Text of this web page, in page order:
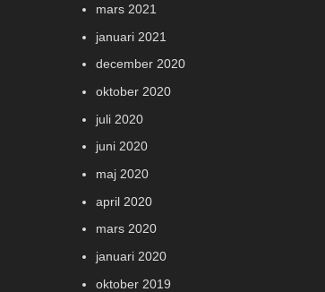
mars 2021
januari 2021
december 2020
oktober 2020
juli 2020
juni 2020
maj 2020
april 2020
mars 2020
januari 2020
oktober 2019